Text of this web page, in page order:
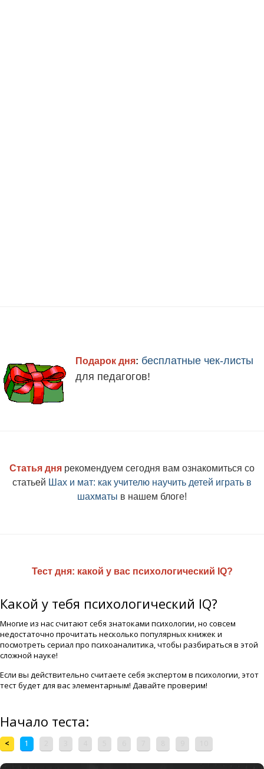
Подарок дня: бесплатные чек-листы
для педагогов!
Статья дня рекомендуем сегодня вам ознакомиться со
статьей Шах и мат: как учителю научить детей играть в
шахматы в нашем блоге!
Тест дня: какой у вас психологический IQ?